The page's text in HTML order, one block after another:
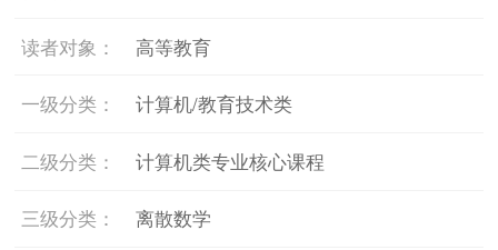
读者对象： 高等教育
一级分类： 计算机/教育技术类
二级分类： 计算机类专业核心课程
三级分类： 离散数学